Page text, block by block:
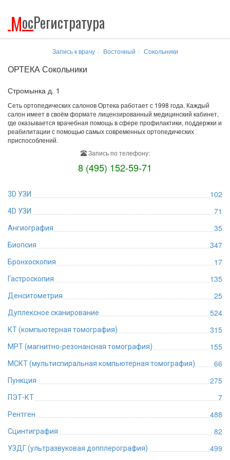
МосРегистратура
Запись к врачу Восточный Сокольники
ОРТЕКА Сокольники
Стромынка д. 1
Сеть ортопедических салонов Ортека работает с 1998 года. Каждый
салон имеет в своём формате лицензированный медицинский кабинет,
где оказывается врачебная помощь в сфере профилактики, поддержки и
реабилитации с помощью самых современных ортопедических
приспособлений.
Запись по телефону:
8 (495) 152-59-71
3D УЗИ 102
4D УЗИ 71
Ангиография 35
Биопсия 347
Бронхоскопия 17
Гастроскопия 135
Денситометрия 25
Дуплексное сканирование 524
КТ (компьютерная томография) 315
МРТ (магнитно-резонансная томография) 155
МСКТ (мультиспиральная компьютерная томография) 66
Пункция 275
ПЭТ-КТ 7
Рентген 488
Сцинтиграфия 82
УЗДГ (ультразвуковая допплерография) 499